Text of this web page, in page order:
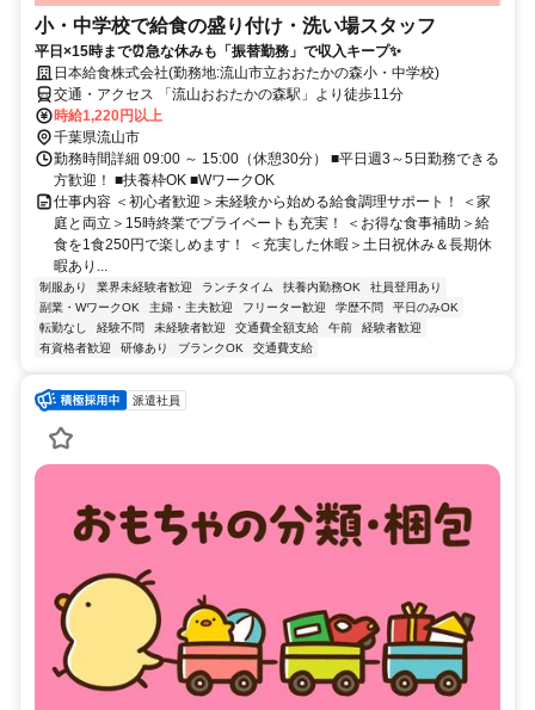
小・中学校で給食の盛り付け・洗い場スタッフ
平日×15時まで⏰急な休みも「振替勤務」で収入キープ✨
日本給食株式会社(勤務地:流山市立おおたかの森小・中学校)
交通・アクセス 「流山おおたかの森駅」より徒歩11分
時給1,220円以上
千葉県流山市
勤務時間詳細 09:00 ～ 15:00（休憩30分） ■平日週3～5日勤務できる
方歓迎！ ■扶養枠OK ■WワークOK
仕事内容 ＜初心者歓迎＞未経験から始める給食調理サポート！ ＜家
庭と両立＞15時終業でプライベートも充実！ ＜お得な食事補助＞給
食を1食250円で楽しめます！ ＜充実した休暇＞土日祝休み＆長期休
暇あり...
制服あり 業界未経験者歓迎 ランチタイム 扶養内勤務OK
社員登用あり
副業・WワークOK
主婦・主夫歓迎 フリーター歓迎 学歴不問
平日のみOK
転勤なし
経験不問 未経験者歓迎 交通費全額支給 午前
経験者歓迎
有資格者歓迎
研修あり ブランクOK 交通費支給
派遣社員